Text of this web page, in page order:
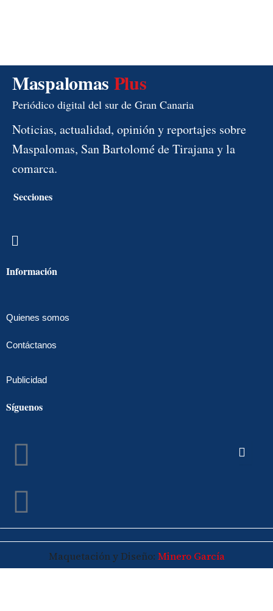
Maspalomas Plus
Periódico digital del sur de Gran Canaria
Noticias, actualidad, opinión y reportajes sobre
Maspalomas, San Bartolomé de Tirajana y la
comarca.
Secciones
Menú
Información
Quienes somos
Contáctanos
Publicidad
Síguenos
Facebook
Instagram
Maquetación y Diseño: Minero García